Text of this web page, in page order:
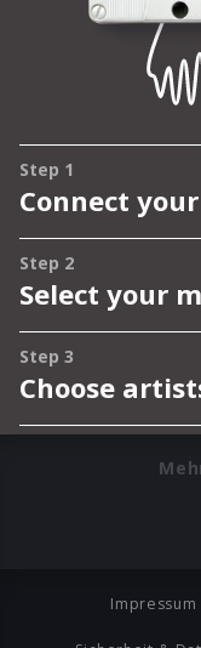
Impressum